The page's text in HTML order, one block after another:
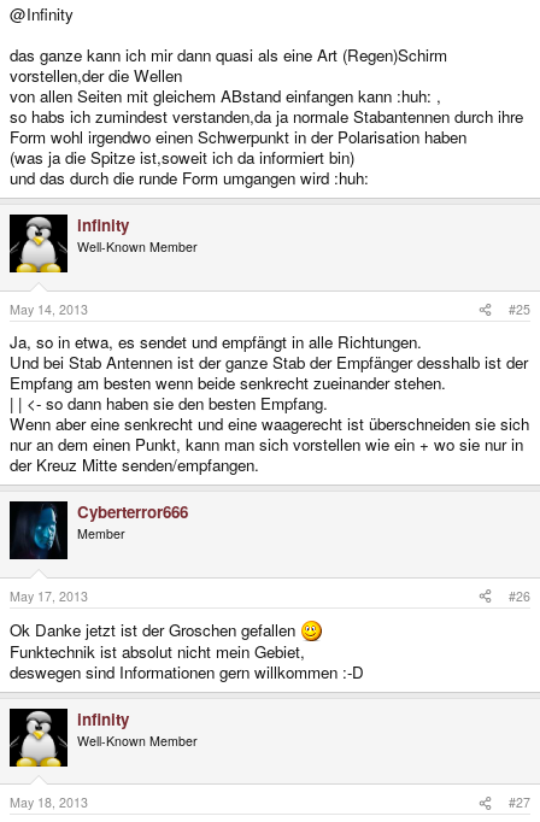
@Infinity
das ganze kann ich mir dann quasi als eine Art (Regen)Schirm
vorstellen,der die Wellen
von allen Seiten mit gleichem ABstand einfangen kann :huh: ,
so habs ich zumindest verstanden,da ja normale Stabantennen durch ihre
Form wohl irgendwo einen Schwerpunkt in der Polarisation haben
(was ja die Spitze ist,soweit ich da informiert bin)
und das durch die runde Form umgangen wird :huh:
infinity
Well-Known Member
May 14, 2013 #25
Ja, so in etwa, es sendet und empfängt in alle Richtungen.
Und bei Stab Antennen ist der ganze Stab der Empfänger desshalb ist der
Empfang am besten wenn beide senkrecht zueinander stehen.
| | <- so dann haben sie den besten Empfang.
Wenn aber eine senkrecht und eine waagerecht ist überschneiden sie sich
nur an dem einen Punkt, kann man sich vorstellen wie ein + wo sie nur in
der Kreuz Mitte senden/empfangen.
Cyberterror666
Member
May 17, 2013 #26
Ok Danke jetzt ist der Groschen gefallen
Funktechnik ist absolut nicht mein Gebiet,
deswegen sind Informationen gern willkommen :-D
infinity
Well-Known Member
May 18, 2013 #27